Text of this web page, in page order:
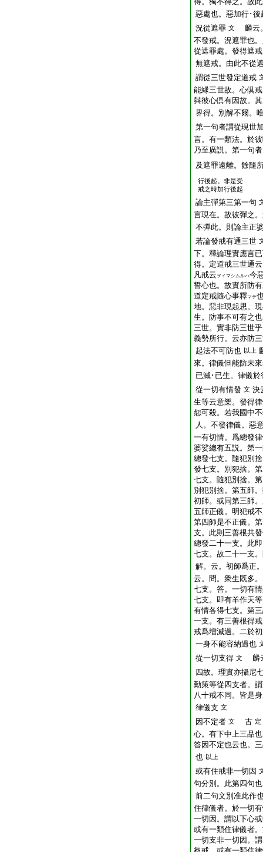
惡處也。惡加行･後
況從遮罪 文
麟云
不發戒。況遮罪也
從遮罪處。發得遮
無遮戒。由此不從
謂從三世發定道戒
能縁三世故。心倶
與彼心倶有因故。
界得。別解不爾。
第一句者謂從現世
言。有一類法。於
乃至廣説。第一句
及遮罪遠離。餘隨
行後起。非是受
戒之時加行後起
論主彈第三第一句
言現在。故彼彈之
不彈此。則論主正
若論發戒有通三世
下。釋論理實應言
得。定道戒三世通
凡戒云 ヲイマシムルハ今
誓心也。故實所防
道定戒隨心事釋マテ
地。惡非現起思。
生。防事不可有之
三世。實非防三世
義勢所行。云亦防
起法不可防也 以上
來。律儀但能防未
已滅･已生。律儀
從一切有情發 文 決
生等云意樂。發得
怨可殺。若我國中
人。不發律儀。惡
一有切情。爲總發
婆娑總有五説。第
總發七支。隨犯別
發七支。別犯捨。
七支。隨犯別捨。
別犯別捨。第五師
初師。或同第三師
五師正儀。明犯戒
第四師是不正儀。
支。此則三善根共
總發二十一支。此
七支。故二十一支
解。云。初師爲正
云。問。衆生既多
七支。答。一切有
七支。即有羊作天
有情各得七支。第
一支。有三善根得
戒爲増減過。二於
一身不能容納過也
從一切支得 文
麟
四故。理實亦攝尼
勤策等從四支者。
八十戒不同。皆是
律儀支 文
因不定者 文 古 定
心。有下中上三品
答因不定也云也。
也 以上
或有住戒非一切因
句分別。此第四句
前二句文別准此作
住律儀者。於一切
一切因。謂以下心
或有一類住律儀者
一切支非一切因。